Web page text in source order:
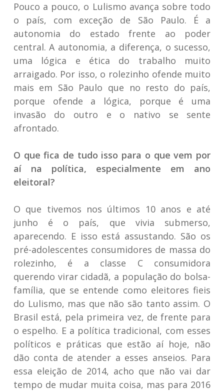
Pouco a pouco, o Lulismo avança sobre todo
o país, com exceção de São Paulo. É a
autonomia do estado frente ao poder
central. A autonomia, a diferença, o sucesso,
uma lógica e ética do trabalho muito
arraigado. Por isso, o rolezinho ofende muito
mais em São Paulo que no resto do país,
porque ofende a lógica, porque é uma
invasão do outro e o nativo se sente
afrontado.
O que fica de tudo isso para o que vem por
aí na política, especialmente em ano
eleitoral?
O que tivemos nos últimos 10 anos e até
junho é o país, que vivia submerso,
aparecendo. E isso está assustando. São os
pré-adolescentes consumidores de massa do
rolezinho, é a classe C consumidora
querendo virar cidadã, a população do bolsa-
família, que se entende como eleitores fieis
do Lulismo, mas que não são tanto assim. O
Brasil está, pela primeira vez, de frente para
o espelho. E a política tradicional, com esses
políticos e práticas que estão aí hoje, não
dão conta de atender a esses anseios. Para
essa eleição de 2014, acho que não vai dar
tempo de mudar muita coisa, mas para 2016